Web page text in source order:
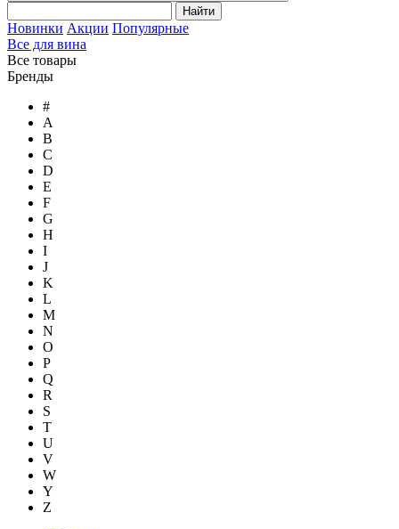
Найти
Новинки Акции Популярные
Все для вина
Все товары
Бренды
#
A
B
C
D
E
F
G
H
I
J
K
L
M
N
O
P
Q
R
S
T
U
V
W
Y
Z